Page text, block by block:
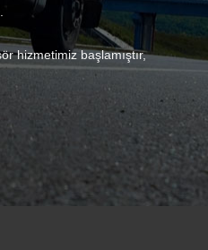
hizmetimiz başlamıştır,